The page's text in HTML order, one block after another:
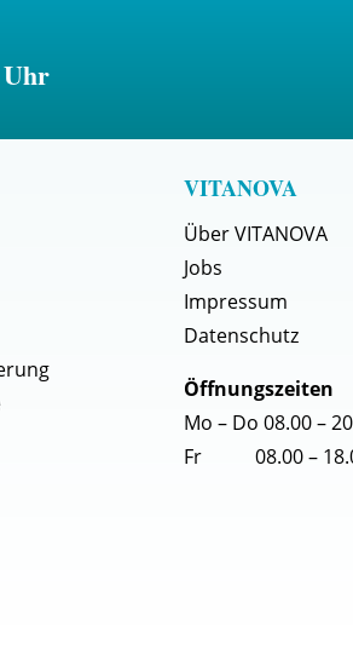
Uhr
VITANOVA
Über VITANOVA
Jobs
Impressum
Datenschutz
Öffnungszeiten
Mo – Do 08.00 –
Fr 08.00 –